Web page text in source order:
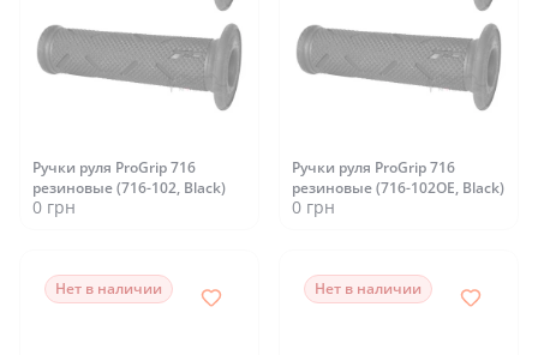
Ручки руля ProGrip 716
резиновые (716-102, Black)
0 грн
Ручки руля ProGrip 716
резиновые (716-102OE, Black)
0 грн
Нет в наличии Нет в наличии